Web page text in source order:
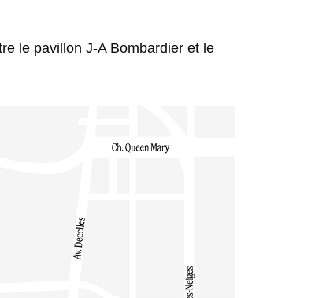
le pavillon J-A Bombardier et le